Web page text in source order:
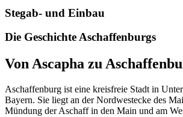
Stegab- und Einbau
Die Geschichte Aschaffenburgs
Von Ascapha zu
Aschaffenburg ist eine kreisfreie Stadt in
Bayern. Sie liegt an der Nordwestecke des
Mündung der Aschaff in den Main und am